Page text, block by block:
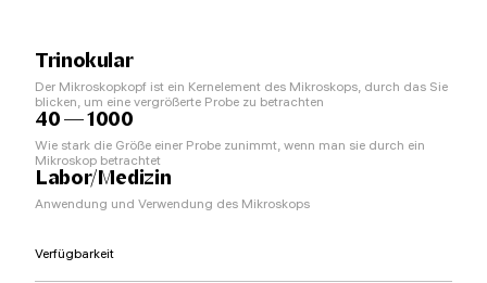
Trinokular
Der Mikroskopkopf ist ein Kernelement des Mikroskops, durch das Sie
blicken, um eine vergrößerte Probe zu betrachten
40 — 1000
Wie stark die Größe einer Probe zunimmt, wenn man sie durch ein
Mikroskop betrachtet
Labor/Medizin
Anwendung und Verwendung des Mikroskops
Verfügbarkeit